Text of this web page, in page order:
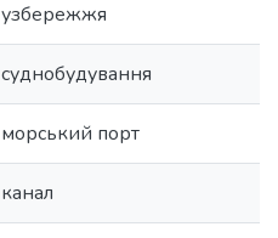
узбережжя
суднобудування
морський порт
канал